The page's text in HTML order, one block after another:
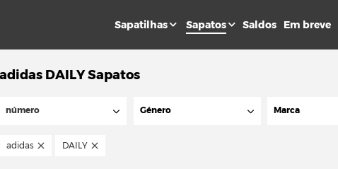
Sapatilhas Sapatos Saldos Em breve
adidas DAILY Sapatos
número Género Marca
adidas DAILY